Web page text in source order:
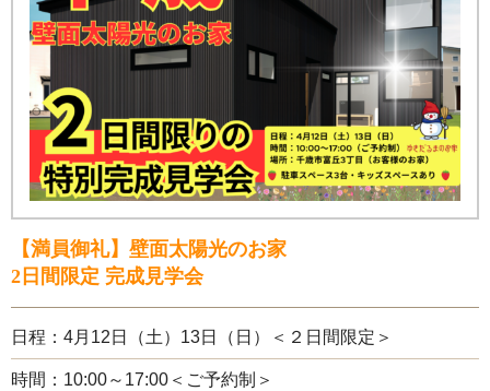
【満員御礼】壁面太陽光のお家
2日間限定 完成見学会
日程：4月12日（土）13日（日）＜２日間限定＞
時間：10:00～17:00＜ご予約制＞